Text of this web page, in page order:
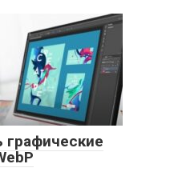
графические